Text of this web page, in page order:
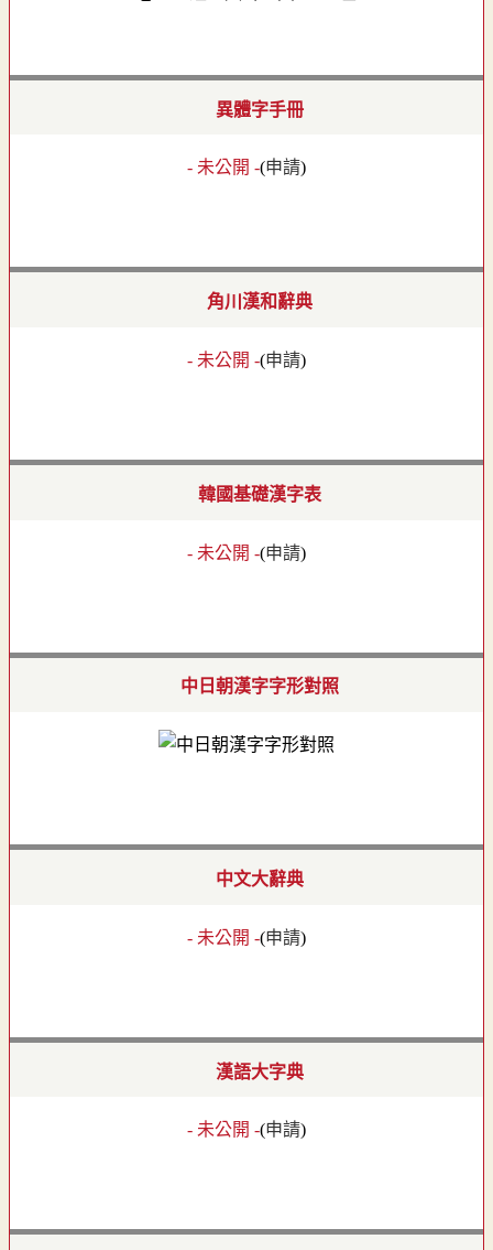
異體字手冊
- 未公開 -(申請)
角川漢和辭典
- 未公開 -(申請)
韓國基礎漢字表
- 未公開 -(申請)
中日朝漢字字形對照
中文大辭典
- 未公開 -(申請)
漢語大字典
- 未公開 -(申請)